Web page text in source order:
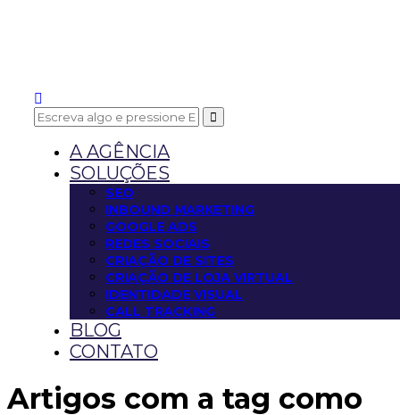
A AGÊNCIA
SOLUÇÕES
SEO
INBOUND MARKETING
GOOGLE ADS
REDES SOCIAIS
CRIAÇÃO DE SITES
CRIAÇÃO DE LOJA VIRTUAL
IDENTIDADE VISUAL
CALL TRACKING
BLOG
CONTATO
Artigos com a tag como